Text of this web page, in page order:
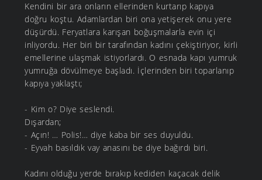
Kendini bir ara onların ellerinden kurtarıp kapıya
doğru koştu. Adamlardan biri ona yetişerek onu yere
düşürdü. Feryatlara karışan boğuşmalarla evin içi
inliyordu. Her biri bir tarafından kadını çekiştiriyor, kirli
emellerine ulaşmak istiyorlardı. O esnada kapı yumruk
yumruğa dövülmeye başladı. İçlerinden biri toparlanıp
kapıya yaklaştı;
- Kim o? Diye seslendi.
Dışardan;
- Açın! … Polis!… diye kaba bir ses duyuldu.
- Eyvah basıldık vay anasını be diye bağırdı biri.
Kadını olduğu yerde bırakıp kediden kaçacak delik